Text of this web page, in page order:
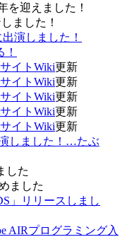
を迎えました！
ました！
演しました！
イトWiki更新
イトWiki更新
イトWiki更新
イトWiki更新
イトWiki更新
しました！…たぶ
した
ました
」リリースしまし
AIRプログラミング入